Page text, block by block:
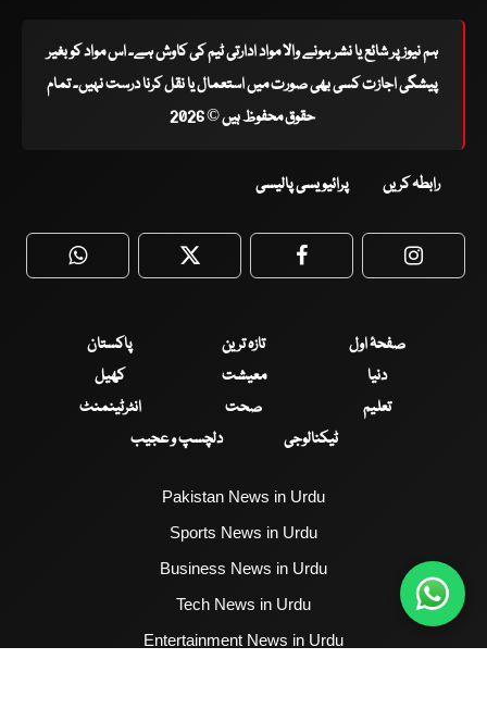
ہم نیوز پر شائع یا نشر ہونے والا مواد ادارتی ٹیم کی کاوش ہے۔ اس مواد کو بغیر
پیشگی اجازت کسی بھی صورت میں استعمال یا نقل کرنا درست نہیں۔ تمام
حقوق محفوظ ہیں © 2026
رابطہ کریں پرائیویسی پالیسی
WhatsApp Twitter Facebook
صفحۂ اول تازہ ترین
پاکستان
دنیا
معیشت
کھیل
تعلیم
صحت
انٹرٹینمنٹ
ٹیکنالوجی
دلچسپ و عجیب
Pakistan News in Urdu
Sports News in Urdu
Business News in Urdu
Tech News in Urdu
Entertainment News in Urdu